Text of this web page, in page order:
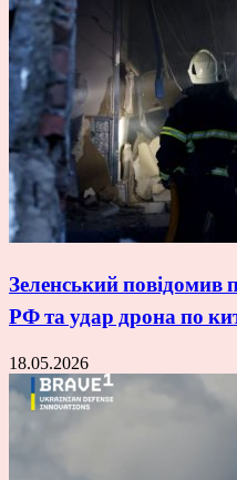
Зеленський повідомив
РФ та удар дрона по
18.05.2026